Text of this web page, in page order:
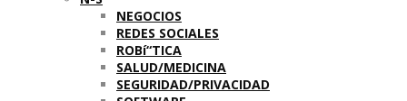
NEGOCIOS
REDES SOCIALES
ROBí“TICA
SALUD/MEDICINA
SEGURIDAD/PRIVACIDAD